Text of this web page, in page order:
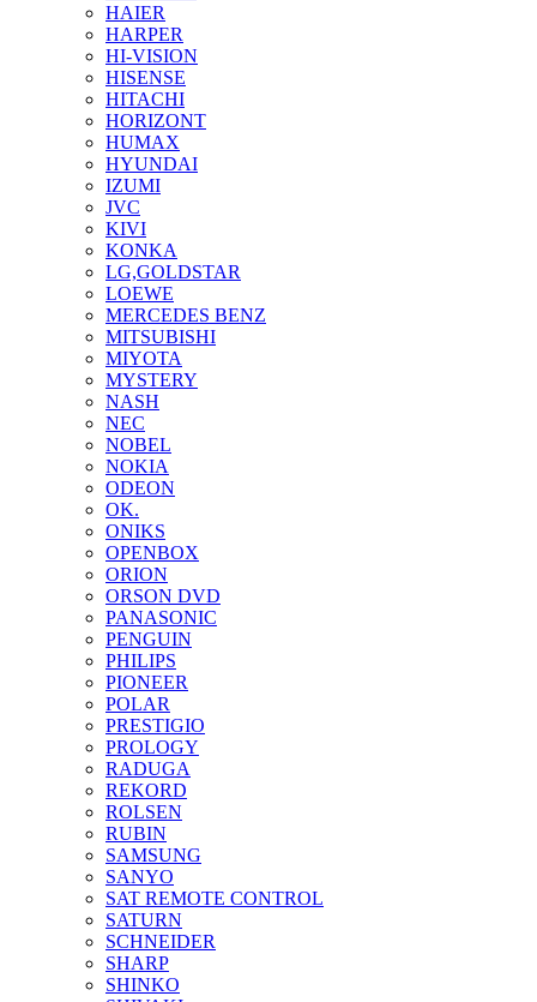
HAIER
HARPER
HI-VISION
HISENSE
HITACHI
HORIZONT
HUMAX
HYUNDAI
IZUMI
JVC
KIVI
KONKA
LG,GOLDSTAR
LOEWE
MERCEDES BENZ
MITSUBISHI
MIYOTA
MYSTERY
NASH
NEC
NOBEL
NOKIA
ODEON
OK.
ONIKS
OPENBOX
ORION
ORSON DVD
PANASONIC
PENGUIN
PHILIPS
PIONEER
POLAR
PRESTIGIO
PROLOGY
RADUGA
REKORD
ROLSEN
RUBIN
SAMSUNG
SANYO
SAT REMOTE CONTROL
SATURN
SCHNEIDER
SHARP
SHINKO